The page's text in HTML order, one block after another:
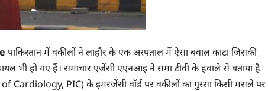
पाकिस्‍तान में वकीलों ने लाहौर के एक अस्‍पताल में ऐसा बवाल काटा जिसकी
भी हो गए हैं। समाचार एजेंसी एएनआइ ने समा टीवी के हवाले से बताया है
Cardiology, PIC) के इमरजेंसी वॉर्ड पर वकीलों का गुस्‍सा किसी मसले पर